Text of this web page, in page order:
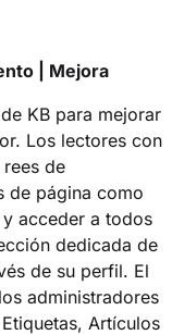
| Mejora
KB para mejorar
Los lectores con
de
de página como
acceder a todos
dedicada de
de su perfil. El
administradores
Artículos